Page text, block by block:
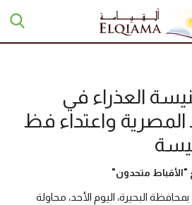
العذراء في
واعتداء فظ
متحدون"
البحيرة، اليوم الأحد، محاولة